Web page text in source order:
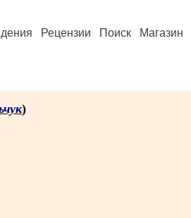
Рецензии Поиск Магазин
)